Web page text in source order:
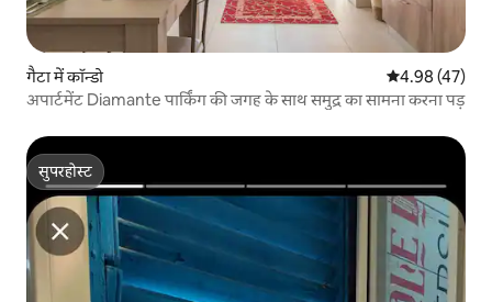
गैटा में कॉन्डो औसत रेटिंग 5 में
4.98 (47)
अपार्टमेंट Diamante पार्किंग की जगह के साथ समुद्र का सामना करना पड़
सुपरहोस्ट
सुपरहोस्ट